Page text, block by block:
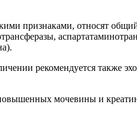
признаками, относят
рекомендуется также
мочевины и